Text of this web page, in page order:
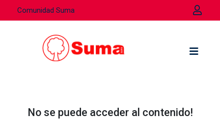
Comunidad Suma
No se puede acceder al contenido!